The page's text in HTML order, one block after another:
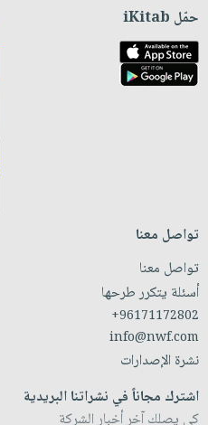
حمّل iKitab
تواصل معنا
تواصل معنا
أسئلة يتكرر طرحها
+96171172802
info@nwf.com
نشرة الإصدارات
اشترك مجاناً في نشراتنا البريدية
كي يصلك آخر أخبار الشركة